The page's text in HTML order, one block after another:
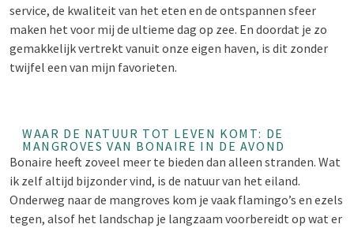
service, de kwaliteit van het eten en de ontspannen sfeer
maken het voor mij de ultieme dag op zee. En doordat je zo
gemakkelijk vertrekt vanuit onze eigen haven, is dit zonder
twijfel een van mijn favorieten.
WAAR DE NATUUR TOT LEVEN KOMT: DE
MANGROVES VAN BONAIRE IN DE AVOND
Bonaire heeft zoveel meer te bieden dan alleen stranden. Wat
ik zelf altijd bijzonder vind, is de natuur van het eiland.
Onderweg naar de mangroves kom je vaak flamingo’s en ezels
tegen, alsof het landschap je langzaam voorbereidt op wat er